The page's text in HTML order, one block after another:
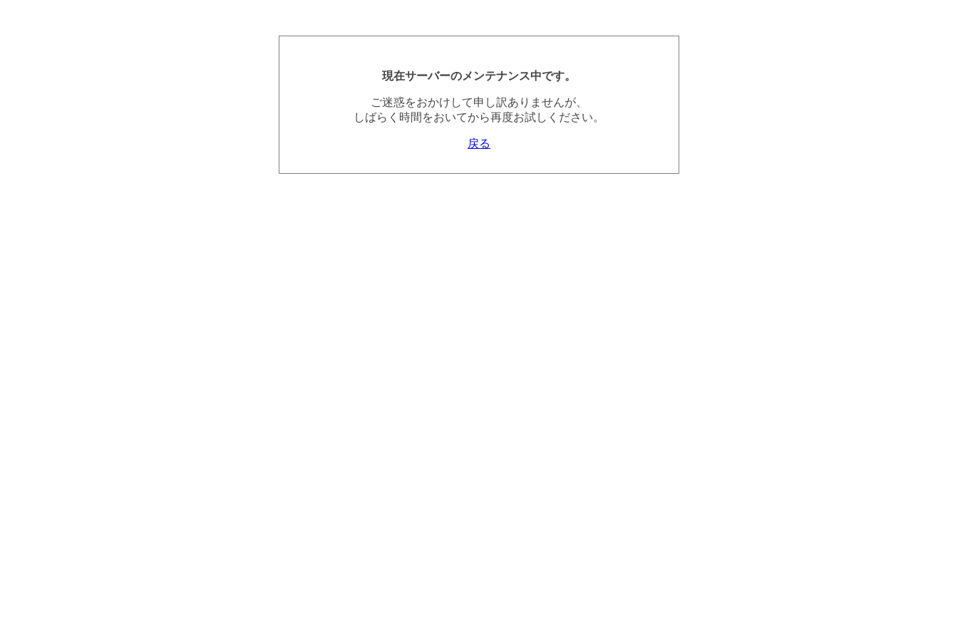
現在サーバーのメンテナンス中です。
ご迷惑をおかけして申し訳ありませんが、
しばらく時間をおいてから再度お試しください。
戻る